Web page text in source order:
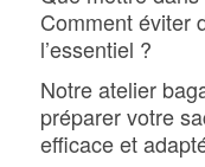
Comment éviter
l’essentiel ?
Notre atelier
préparer votre
efficace et